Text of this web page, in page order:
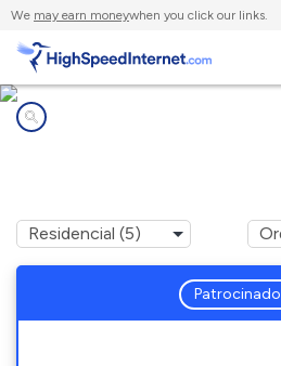
We may earn moneywhen you click our links.
Patrocinado